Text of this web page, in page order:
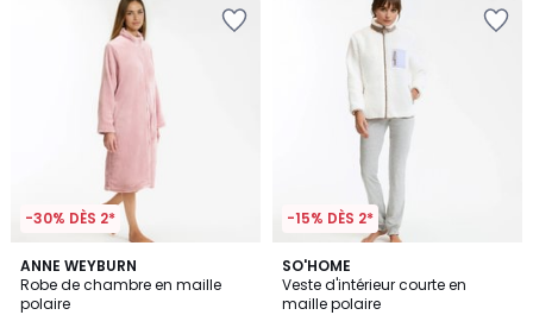
-30% DÈS 2*
ANNE WEYBURN
Robe de chambre en maille
polaire
3,8
/ 5
-15% DÈS 2*
SO'HOME
Veste d'intérieur courte en
maille polaire
4,8
/ 5